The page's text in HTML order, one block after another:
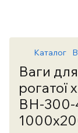
Каталог
Ваги
ВН-300-